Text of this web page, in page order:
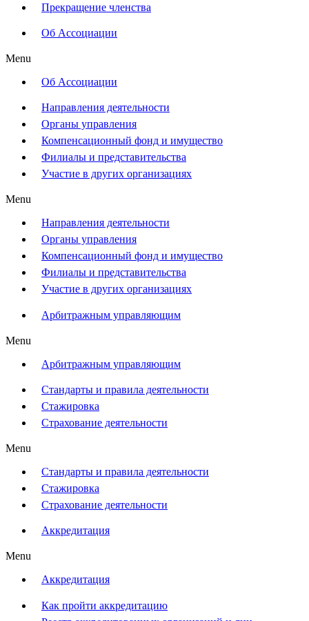
Прекращение членства
Об Ассоциации
Menu
Об Ассоциации
Направления деятельности
Органы управления
Компенсационный фонд и имущество
Филиалы и представительства
Участие в других организациях
Menu
Направления деятельности
Органы управления
Компенсационный фонд и имущество
Филиалы и представительства
Участие в других организациях
Арбитражным управляющим
Menu
Арбитражным управляющим
Стандарты и правила деятельности
Стажировка
Страхование деятельности
Menu
Стандарты и правила деятельности
Стажировка
Страхование деятельности
Аккредитация
Menu
Аккредитация
Как пройти аккредитацию